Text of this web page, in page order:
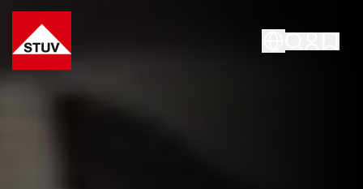
Go To the Homepage